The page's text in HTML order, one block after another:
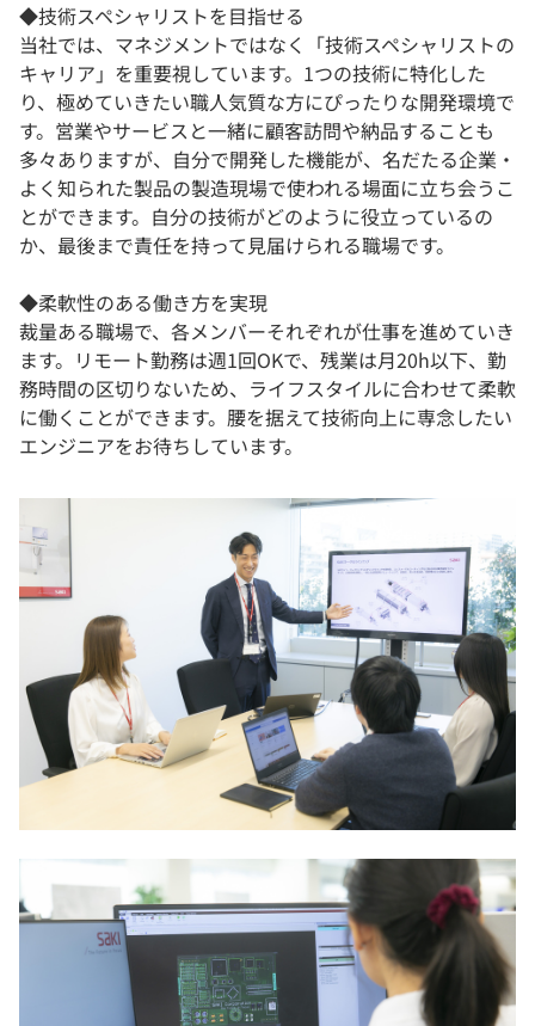
◆技術スペシャリストを目指せる
当社では、マネジメントではなく「技術スペシャリストの
キャリア」を重要視しています。1つの技術に特化した
り、極めていきたい職人気質な方にぴったりな開発環境で
す。営業やサービスと一緒に顧客訪問や納品することも
多々ありますが、自分で開発した機能が、名だたる企業・
よく知られた製品の製造現場で使われる場面に立ち会うこ
とができます。自分の技術がどのように役立っているの
か、最後まで責任を持って見届けられる職場です。
◆柔軟性のある働き方を実現
裁量ある職場で、各メンバーそれぞれが仕事を進めていき
ます。リモート勤務は週1回OKで、残業は月20h以下、勤
務時間の区切りないため、ライフスタイルに合わせて柔軟
に働くことができます。腰を据えて技術向上に専念したい
エンジニアをお待ちしています。